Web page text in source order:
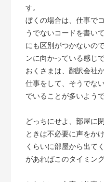
す。
ぼくの場合は、仕事で
うでないコードを書い
にも区別がつかないの
ンに向かっている感じで
おくさまは、翻訳会社
仕事をして、そうでな
でいることが多いようで
どっちにせよ、部屋に
ときは不必要に声をか
くらいに部屋から出て
があればこのタイミン